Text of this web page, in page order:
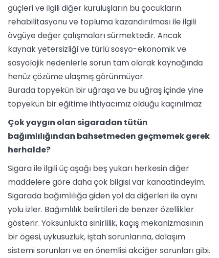
güçleri ve ilgili diğer kuruluşların bu çocukların
rehabilitasyonu ve topluma kazandırılması ile ilgili
övgüye değer çalışmaları sürmektedir. Ancak
kaynak yetersizliği ve türlü sosyo-ekonomik ve
sosyolojik nedenlerle sorun tam olarak kaynağında
henüz çözüme ulaşmış görünmüyor.
Burada topyekün bir uğraşa ve bu uğraş içinde yine
topyekün bir eğitime ihtiyacımız olduğu kaçınılmaz
Çok yaygın olan sigaradan tütün
bağımlılığından bahsetmeden geçmemek gerek
herhalde?
Sigara ile ilgili üç aşağı beş yukarı herkesin diğer
maddelere göre daha çok bilgisi var kanaatindeyim.
Sigarada bağımlılığa giden yol da diğerleri ile aynı
yolu izler. Bağımlılık belirtileri de benzer özellikler
gösterir. Yoksunlukta sinirlilik, kaçış mekanizmasının
bir ögesi, uykusuzluk, iştah sorunlarına, dolaşım
sistemi sorunları ve en önemlisi akciğer sorunları gibi.